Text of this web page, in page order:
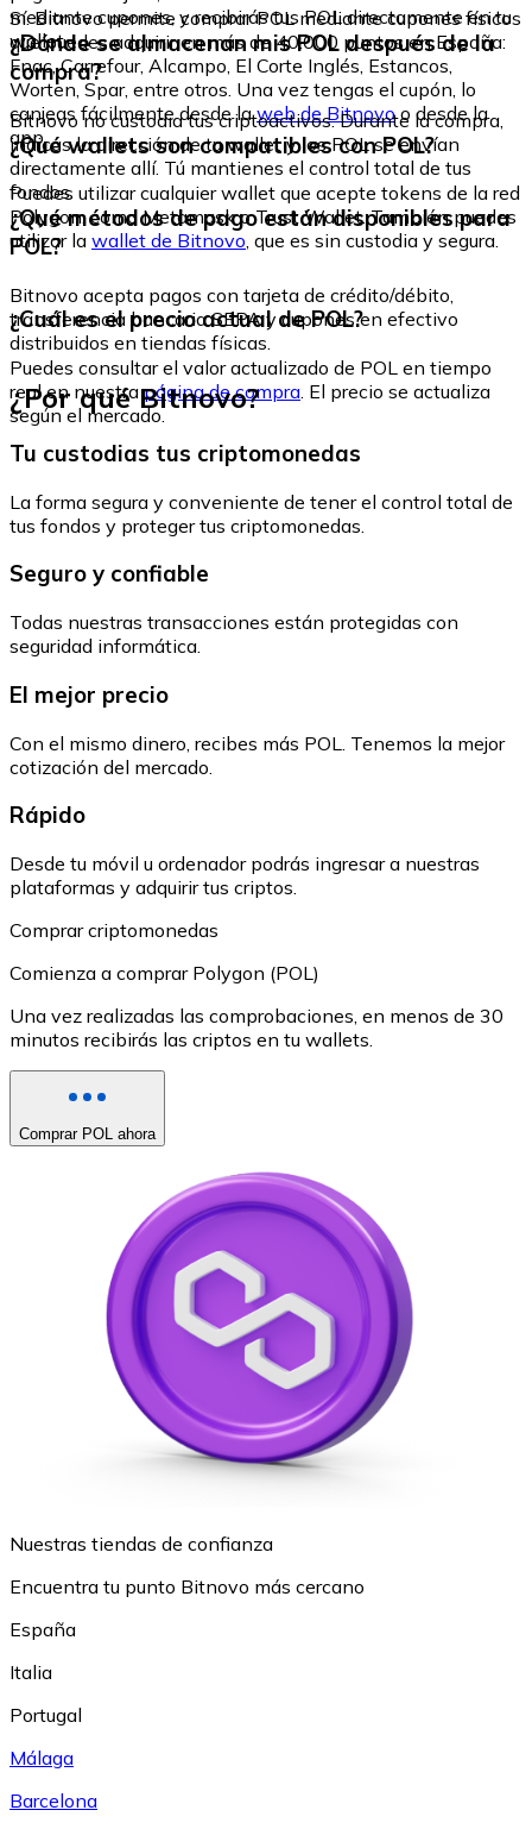
mediante cupones, y recibirás tus POL directamente en tu
wallet.
Sí. Bitnovo permite comprar POL mediante cupones físicos
que puedes adquirir en más de 40.000 puntos en España:
Fnac, Carrefour, Alcampo, El Corte Inglés, Estancos,
Worten, Spar, entre otros. Una vez tengas el cupón, lo
canjeas fácilmente desde laweb de Bitnovoo desde la
app.
¿Dónde se almacenan mis POL después de la
compra?
Bitnovo no custodia tus criptoactivos. Durante la compra,
indicas la dirección de tu wallet y los POL se envían
directamente allí. Tú mantienes el control total de tus
fondos.
¿Qué wallets son compatibles con POL?
Puedes utilizar cualquier wallet que acepte tokens de la red
Polygon, como Metamask o Trust Wallet. También puedes
utilizar la wallet de Bitnovo, que es sin custodia y segura.
¿Qué métodos de pago están disponibles para
POL?
Bitnovo acepta pagos con tarjeta de crédito/débito,
transferencia bancaria SEPA y cupones en efectivo
distribuidos en tiendas físicas.
¿Cuál es el precio actual de POL?
Puedes consultar el valor actualizado de POL en tiempo
real en nuestrapágina de compra. El precio se actualiza
según el mercado.
¿Por qué Bitnovo?
Tu custodias tus criptomonedas
La forma segura y conveniente de tener el control total de
tus fondos y proteger tus criptomonedas.
Seguro y confiable
Todas nuestras transacciones están protegidas con
seguridad informática.
El mejor precio
Con el mismo dinero, recibes más POL. Tenemos la mejor
cotización del mercado.
Rápido
Desde tu móvil u ordenador podrás ingresar a nuestras
plataformas y adquirir tus criptos.
Comprar criptomonedas
Comienza a comprar Polygon (POL)
Una vez realizadas las comprobaciones, en menos de 30
minutos recibirás las criptos en tu wallets.
Comprar POL ahora
Nuestras tiendas de confianza
Encuentra tu punto Bitnovo más cercano
España
Italia
Portugal
Málaga
Barcelona